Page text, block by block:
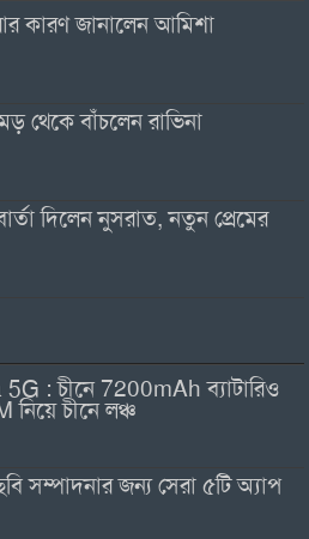
কারণ জানালেন আমিশা
থেকে বাঁচলেন রাভিনা
দিলেন নুসরাত, নতুন প্রেমের
: চীনে 7200mAh ব্যাটারিও
চীনে লঞ্চ
সম্পাদনার জন্য সেরা ৫টি অ্যাপ